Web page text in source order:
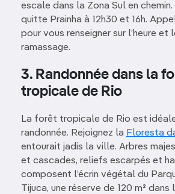
escale dans la Zona Sul en chemin.
quitte Prainha à 12h30 et 16h.
pour vous renseigner sur l’heure et
ramassage.
3. Randonnée dans la
tropicale de Rio
La forêt tropicale de Rio est
randonnée. Rejoignez la Floresta
entourait jadis la ville. Arbres
et cascades, reliefs escarpés et
composent l’écrin végétal du
Tijuca, une réserve de 120 m² dans